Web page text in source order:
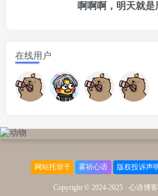
啊啊啊，明天就是
在线用户
网站托管于 雾祈心语 版权投诉声
Copyright © 2024-2025 · 心语博客